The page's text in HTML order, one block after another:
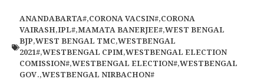
ANANDABARTA#,CORONA VACSIN#,CORONA
VAIRASH,IPL#,MAMATA BANERJEE#,WEST BENGAL
BJP,WEST BENGAL TMC,WESTBENGAL
2021#,WESTBENGAL CPIM,WESTBENGAL ELECTION
COMISSION#,WESTBENGAL ELECTION#,WESTBENGAL
GOV.,WESTBENGAL NIRBACHON#